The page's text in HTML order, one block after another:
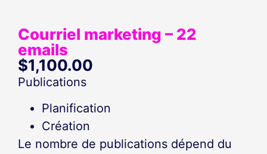
Courriel marketing – 22
emails
$1,100.00
Publications
Planification
Création
Le nombre de publications dépend du